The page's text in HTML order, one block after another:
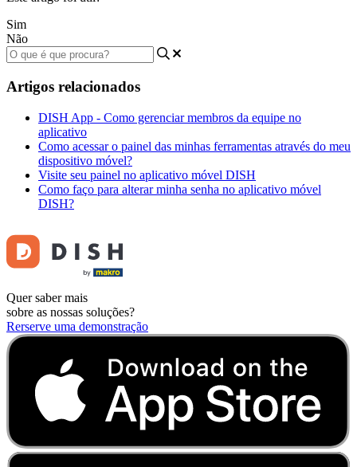
Sim
Não
Artigos relacionados
DISH App - Como gerenciar membros da equipe no
aplicativo
Como acessar o painel das minhas ferramentas através do meu
dispositivo móvel?
Visite seu painel no aplicativo móvel DISH
Como faço para alterar minha senha no aplicativo móvel
DISH?
Quer saber mais
sobre as nossas soluções?
Rerserve uma demonstração